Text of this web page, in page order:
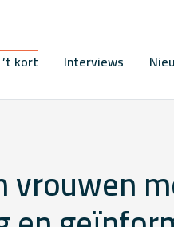
kort Interviews
vrouwen